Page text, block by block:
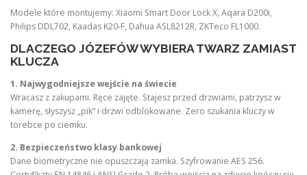
Modele które montujemy: Xiaomi Smart Door Lock X, Aqara D200i,
Philips DDL702, Kaadas K20-F, Dahua ASL8212R, ZKTeco FL1000.
DLACZEGO JÓZEFÓW WYBIERA TWARZ ZAMIAST
KLUCZA
1. Najwygodniejsze wejście na świecie
Wracasz z zakupami. Ręce zajęte. Stajesz przed drzwiami, patrzysz w
kamerę, słyszysz „pik” i drzwi odblokowane. Zero szukania kluczy w
torebce po ciemku.
2. Bezpieczeństwo klasy bankowej
Dane biometryczne nie opuszczają zamka. Szyfrowanie AES 256.